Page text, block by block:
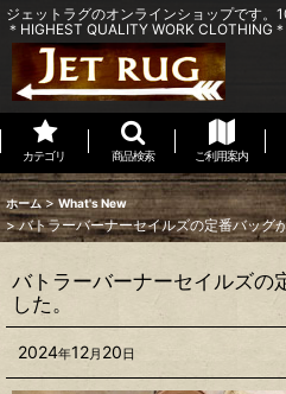
ジェットラグのオンラインショップです。
＊HIGHEST QUALITY WORK CLOTHING＊
カテゴリ 商品検索 ご利用案内
ホーム > What's New
> バトラーバーナーセイルズの定番バッグ
バトラーバーナーセイルズの
した。
2024年12月 20 日